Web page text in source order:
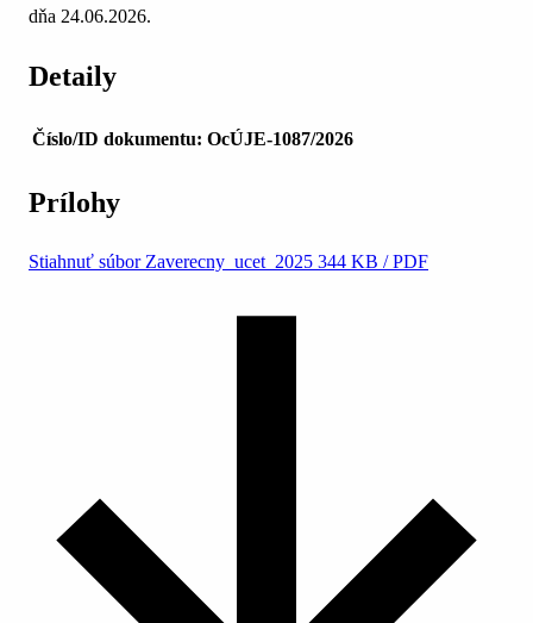
dňa 24.06.2026.
Detaily
Číslo/ID dokumentu: OcÚJE-1087/2026
Prílohy
Stiahnuť súbor Zaverecny_ucet_2025 344 KB / PDF